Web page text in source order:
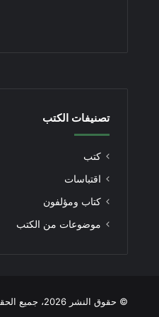
تصنيفات الكتب
كتب
اقتباسات
كتاب ومؤلفون
موضوعات من الكتب
© حقوق النشر 2026، جميع الحقوق محفوظة |